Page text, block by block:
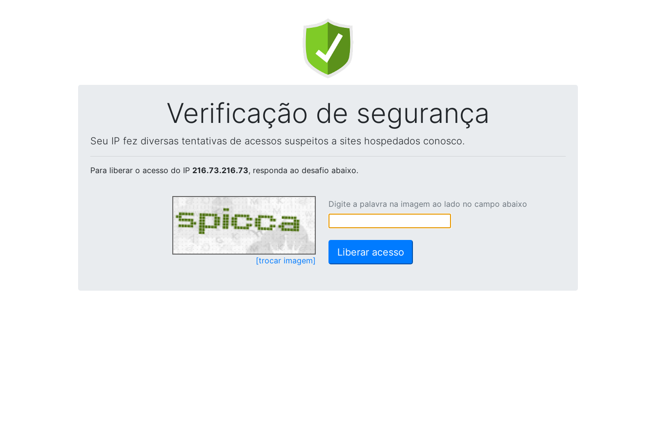
Verificação de segurança
Seu IP fez diversas tentativas de acessos suspeitos a sites hospedados conosco.
Para liberar o acesso do IP 216.73.216.73, responda ao desafio abaixo.
[trocar imagem]
Digite a palavra na imagem ao lado no campo abaixo